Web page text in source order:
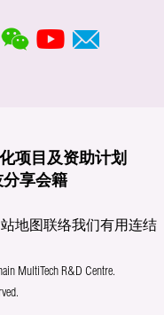
项目及资助计划
分享会籍
地图联络我们有用连结
MultiTech R&D Centre.